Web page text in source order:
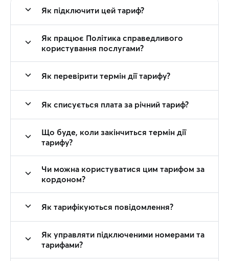
Як підключити цей тариф?
Як працює Політика справедливого
користування послугами?
Як перевірити термін дії тарифу?
Як списується плата за річний тариф?
Що буде, коли закінчиться термін дії
тарифу?
Чи можна користуватися цим тарифом за
кордоном?
Як тарифікуються повідомлення?
Як управляти підключеними номерами та
тарифами?